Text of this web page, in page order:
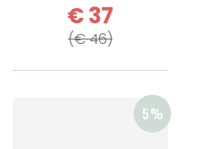
€ 37
(€ 46)